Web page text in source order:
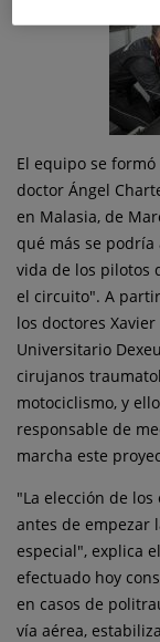
El equipo se
doctor Ángel
en Malasia, de
qué más se
vida de los pilotos
el circuito". A
los doctores
Universitario
cirujanos
motociclismo, y
responsable de
marcha este
"La elección de
antes de empezar
especial", explica
efectuado hoy
en casos de
vía aérea,